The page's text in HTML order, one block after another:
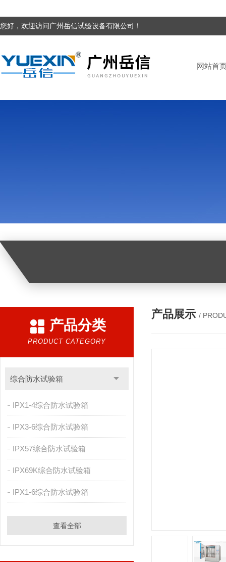
您好，欢迎访问广州岳信试验设备有限公司！
网站首
产品分类
PRODUCT CATEGORY
综合防水试验箱
IPX1-4综合防水试验箱
IPX3-6综合防水试验箱
IPX57综合防水试验箱
IPX69K综合防水试验箱
IPX1-6综合防水试验箱
查看全部
产品展示 /